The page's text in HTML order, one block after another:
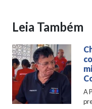
Leia Também
A